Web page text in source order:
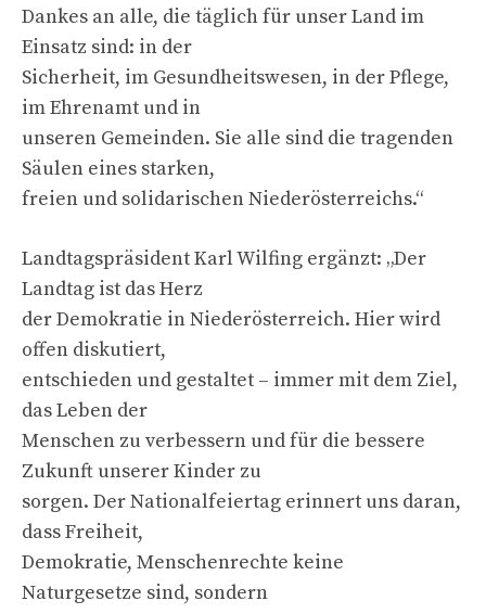
Dankes an alle, die täglich für unser Land im
Einsatz sind: in der
Sicherheit, im Gesundheitswesen, in der Pflege,
im Ehrenamt und in
unseren Gemeinden. Sie alle sind die tragenden
Säulen eines starken,
freien und solidarischen Niederösterreichs.“
Landtagspräsident Karl Wilfing ergänzt: „Der
Landtag ist das Herz
der Demokratie in Niederösterreich. Hier wird
offen diskutiert,
entschieden und gestaltet – immer mit dem Ziel,
das Leben der
Menschen zu verbessern und für die bessere
Zukunft unserer Kinder zu
sorgen. Der Nationalfeiertag erinnert uns daran,
dass Freiheit,
Demokratie, Menschenrechte keine
Naturgesetze sind, sondern